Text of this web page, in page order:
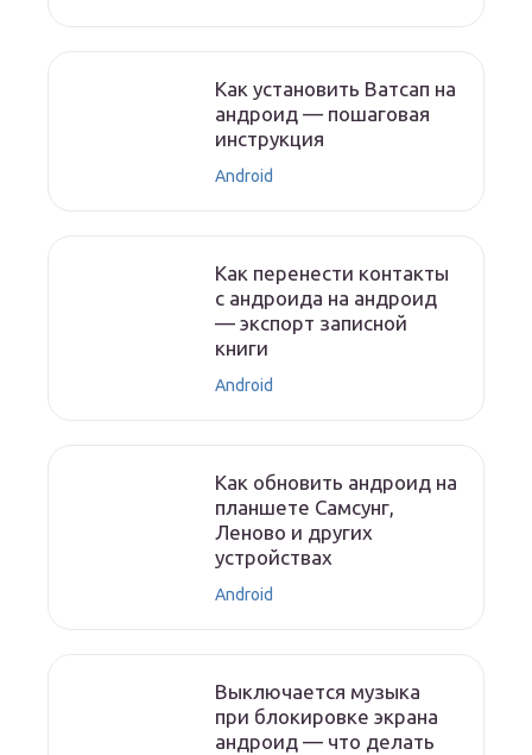
Как установить Ватсап на
андроид — пошаговая
инструкция
Android
Как перенести контакты
с андроида на андроид
— экспорт записной
книги
Android
Как обновить андроид на
планшете Самсунг,
Леново и других
устройствах
Android
Выключается музыка
при блокировке экрана
андроид — что делать